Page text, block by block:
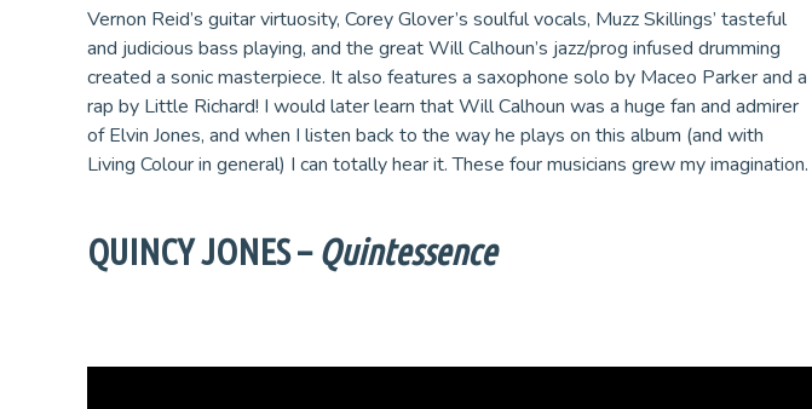
Vernon Reid’s guitar virtuosity, Corey Glover’s soulful vocals, Muzz Skillings’ tasteful
and judicious bass playing, and the great Will Calhoun’s jazz/prog infused drumming
created a sonic masterpiece. It also features a saxophone solo by Maceo Parker and a
rap by Little Richard! I would later learn that Will Calhoun was a huge fan and admirer
of Elvin Jones, and when I listen back to the way he plays on this album (and with
Living Colour in general) I can totally hear it. These four musicians grew my imagination.
QUINCY JONES – Quintessence